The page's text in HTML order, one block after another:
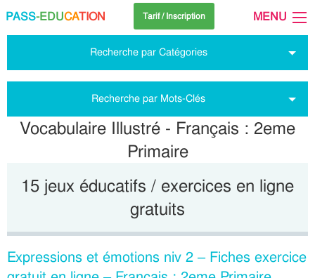
PASS-EDUCATION Tarif / Inscription MENU
Recherche par Catégories
Recherche par Mots-Clés
Vocabulaire Illustré - Français : 2eme
Primaire
15 jeux éducatifs / exercices en ligne
gratuits
Expressions et émotions niv 2 – Fiches exercice